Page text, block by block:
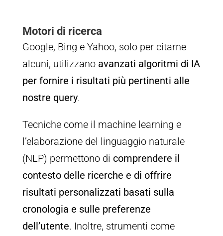
Motori di ricerca
Google, Bing e Yahoo, solo per citarne
alcuni, utilizzano avanzati algoritmi di IA
per fornire i risultati più pertinenti alle
nostre query.
Tecniche come il machine learning e
l’elaborazione del linguaggio naturale
(NLP) permettono di comprendere il
contesto delle ricerche e di offrire
risultati personalizzati basati sulla
cronologia e sulle preferenze
dell’utente. Inoltre, strumenti come